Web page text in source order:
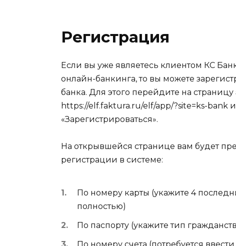
Регистрация
Если вы уже являетесь клиентом КС
онлайн-банкинга, то вы можете
банка. Для этого перейдите на
https://elf.faktura.ru/elf/app/?site=ks-
«Зарегистрироваться».
На открывшейся странице вам будет
регистрации в системе:
По номеру карты (укажите 4
полностью)
По паспорту (укажите тип